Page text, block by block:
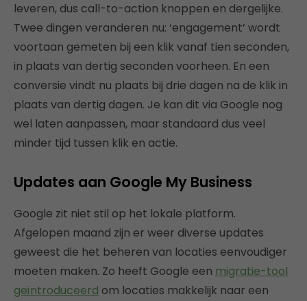
leveren, dus call-to-action knoppen en dergelijke.
Twee dingen veranderen nu: ‘engagement’ wordt
voortaan gemeten bij een klik vanaf tien seconden,
in plaats van dertig seconden voorheen. En een
conversie vindt nu plaats bij drie dagen na de klik in
plaats van dertig dagen. Je kan dit via Google nog
wel laten aanpassen, maar standaard dus veel
minder tijd tussen klik en actie.
Updates aan Google My Business
Google zit niet stil op het lokale platform.
Afgelopen maand zijn er weer diverse updates
geweest die het beheren van locaties eenvoudiger
moeten maken. Zo heeft Google een migratie-tool
geïntroduceerd om locaties makkelijk naar een